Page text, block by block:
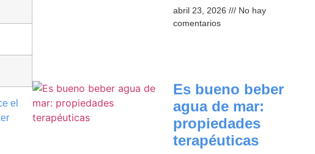
el
abril 23, 2026
No hay
comentarios
Es bueno beber
agua de mar:
propiedades
terapéuticas